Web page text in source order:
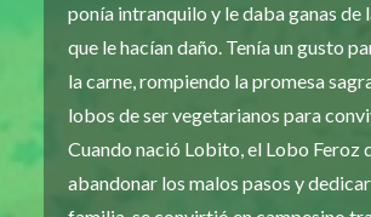
ponía intranquilo y le daba ganas de
que le hacían daño. Tenía un gusto
la carne, rompiendo la promesa
lobos de ser vegetarianos para
Cuando nació Lobito, el Lobo Feroz
abandonar los malos pasos y